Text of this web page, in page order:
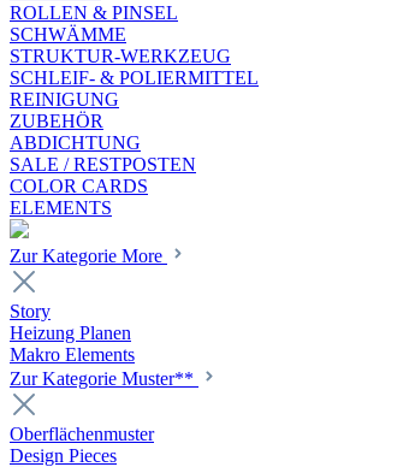
ROLLEN & PINSEL
SCHWÄMME
STRUKTUR-WERKZEUG
SCHLEIF- & POLIERMITTEL
REINIGUNG
ZUBEHÖR
ABDICHTUNG
SALE / RESTPOSTEN
COLOR CARDS
ELEMENTS
Zur Kategorie More
Story
Heizung Planen
Makro Elements
Zur Kategorie Muster**
Oberflächenmuster
Design Pieces